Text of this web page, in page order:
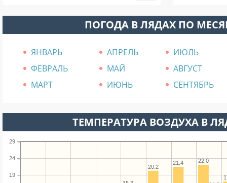
ПОГОДА В ЛЯДАХ ПО
ЯНВАРЬ АПРЕЛЬ
ИЮЛЬ
ФЕВРАЛЬ
МАЙ
АВГУСТ
МАРТ
ИЮНЬ СЕНТЯБРЬ
ТЕМПЕРАТУРА ВОЗДУХА В
19
24
29
22.0
21.4
20.2